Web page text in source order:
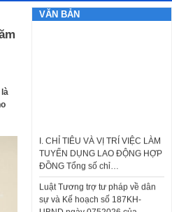
VĂN BẢN
ĐỒNG Tổng số chỉ…
Luật Tương trợ tư pháp về dân
sự và Kế hoạch số 187KH-
UBND ngày 0752026 của
UBND…